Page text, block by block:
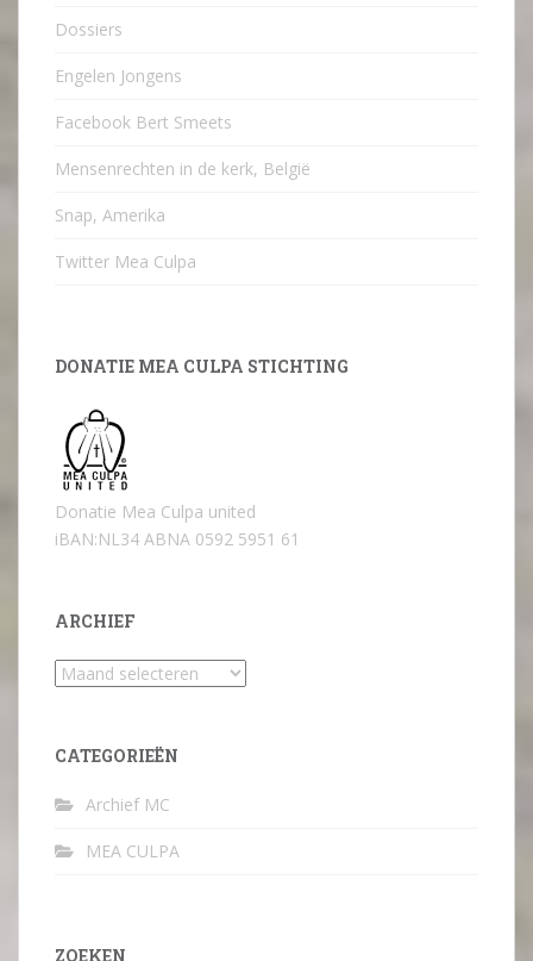
Dossiers
Engelen Jongens
Facebook Bert Smeets
Mensenrechten in de kerk, België
Snap, Amerika
Twitter Mea Culpa
DONATIE MEA CULPA STICHTING
Donatie Mea Culpa united
iBAN:NL34 ABNA 0592 5951 61
ARCHIEF
Archief
CATEGORIEËN
Archief MC
MEA CULPA
ZOEKEN